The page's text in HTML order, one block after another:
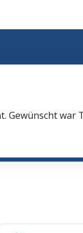
Gewünscht war